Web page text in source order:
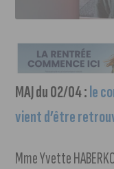
MAJ du 02/04 :le
vient d’être
Mme Yvette